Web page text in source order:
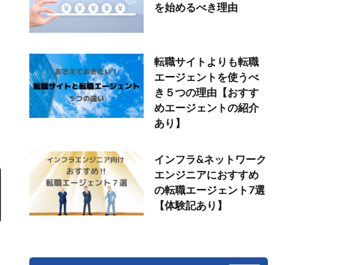
を始めるべき理由
転職サイトよりも転職
エージェントを使うべ
き５つの理由【おすす
めエージェントの紹介
あり】
インフラ&ネットワーク
エンジニアにおすすめ
の転職エージェント7選
【体験記あり】